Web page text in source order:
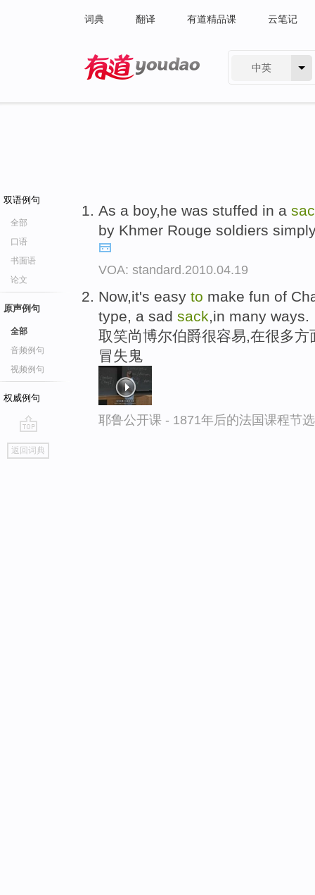
词典 翻译 有道精品课 云笔记
中英
双语例句
全部
口语
书面语
论文
原声例句
全部
音频例句
视频例句
权威例句
go
top
返回词典
As a boy,he was stuffed in a
by Khmer Rouge soldiers
VOA: standard.2010.04.19
Now,it's easy to make fun of
type, a sad sack,in many ways.
取笑尚博尔伯爵很容易,在很多
冒失鬼
耶鲁公开课 - 1871年后的法国课程节选